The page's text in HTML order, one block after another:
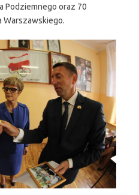
Podziemnego oraz 70
Warszawskiego.